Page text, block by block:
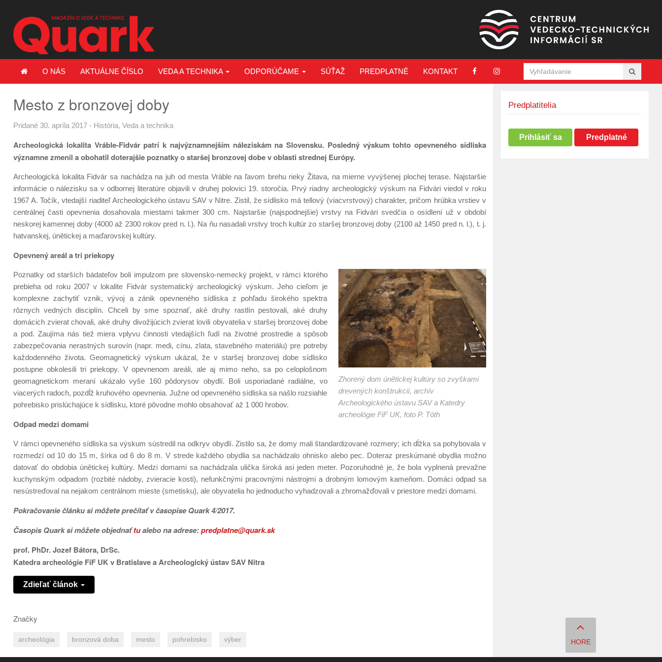
O NÁS AKTUÁLNE ČÍSLO VEDA A TECHNIKA ODPORÚČAME SÚŤAŽ PREDPLATNÉ KONTAKT
Mesto z bronzovej doby
Pridané 30. apríla 2017 - História, Veda a technika
Archeologická lokalita Vráble-Fidvár patrí k najvýznamnejším náleziskám na Slovensku. Posledný výskum tohto opevneného sídliska
významne zmenil a obohatil doterajšie poznatky o staršej bronzovej dobe v oblasti strednej Európy.
Archeologická lokalita Fidvár sa nachádza na juh od mesta Vráble na ľavom brehu rieky Žitava, na mierne vyvýšenej plochej terase. Najstaršie
informácie o nálezisku sa v odbornej literatúre objavili v druhej polovici 19. storočia. Prvý riadny archeologický výskum na Fidvári viedol v roku
1967 A. Točík, vtedajší riaditeľ Archeologického ústavu SAV v Nitre. Zistil, že sídlisko má tellový (viacvrstvový) charakter, pričom hrúbka vrstiev v
centrálnej časti opevnenia dosahovala miestami takmer 300 cm. Najstaršie (najspodnejšie) vrstvy na Fidvári svedčia o osídlení už v období
neskorej kamennej doby (4000 až 2300 rokov pred n. l.). Na ňu nasadali vrstvy troch kultúr zo staršej bronzovej doby (2100 až 1450 pred n. l.), t. j.
hatvanskej, únětickej a maďarovskej kultúry.
Opevnený areál a tri priekopy
Zhorený dom únětickej kultúry so zvyškami
drevených konštrukcií, archív
Archeologického ústavu SAV a Katedry
archeológie FiF UK, foto P. Tóth
Poznatky od starších bádateľov boli impulzom pre slovensko-nemecký projekt, v rámci ktorého
prebieha od roku 2007 v lokalite Fidvár systematický archeologický výskum. Jeho cieľom je
komplexne zachytiť vznik, vývoj a zánik opevneného sídliska z pohľadu širokého spektra
rôznych vedných disciplín. Chceli by sme spoznať, aké druhy rastlín pestovali, aké druhy
domácich zvierat chovali, aké druhy divožijúcich zvierat lovili obyvatelia v staršej bronzovej dobe
a pod. Zaujíma nás tiež miera vplyvu činnosti vtedajších ľudí na životné prostredie a spôsob
zabezpečovania nerastných surovín (napr. medi, cínu, zlata, stavebného materiálu) pre potreby
každodenného života. Geomagnetický výskum ukázal, že v staršej bronzovej dobe sídlisko
postupne obkolesili tri priekopy. V opevnenom areáli, ale aj mimo neho, sa po celoplošnom
geomagnetickom meraní ukázalo vyše 160 pôdorysov obydlí. Boli usporiadané radiálne, vo
viacerých radoch, pozdĺž kruhového opevnenia. Južne od opevneného sídliska sa našlo rozsiahle
pohrebisko prislúchajúce k sídlisku, ktoré pôvodne mohlo obsahovať až 1 000 hrobov.
Odpad medzi domami
V rámci opevneného sídliska sa výskum sústredil na odkryv obydlí. Zistilo sa, že domy mali štandardizované rozmery; ich dĺžka sa pohybovala v
rozmedzí od 10 do 15 m, šírka od 6 do 8 m. V strede každého obydlia sa nachádzalo ohnisko alebo pec. Doteraz preskúmané obydlia možno
datovať do obdobia únětickej kultúry. Medzi domami sa nachádzala ulička široká asi jeden meter. Pozoruhodné je, že bola vyplnená prevažne
kuchynským odpadom (rozbité nádoby, zvieracie kosti), nefunkčnými pracovnými nástrojmi a drobným lomovým kameňom. Domáci odpad sa
nesústreďoval na nejakom centrálnom mieste (smetisku), ale obyvatelia ho jednoducho vyhadzovali a zhromažďovali v priestore medzi domami.
Pokračovanie článku si môžete prečítať v časopise Quark 4/2017.
Časopis Quark si môžete objednaťtualebo na adrese:predplatne@quark.sk
prof. PhDr. Jozef Bátora, DrSc.
Katedra archeológie FiF UK v Bratislave a Archeologický ústav SAV Nitra
Zdieľať článok
Značky
archeológia bronzová doba mesto pohrebisko výber
Predplatitelia
Prihlásiť sa Predplatné
HORE